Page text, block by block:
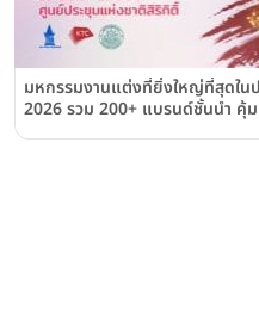
มหกรรมงานแต่งที่ยิ่งใหญ่ที่สุดใ
2026 รวม 200+ แบรนด์ชั้นนำ